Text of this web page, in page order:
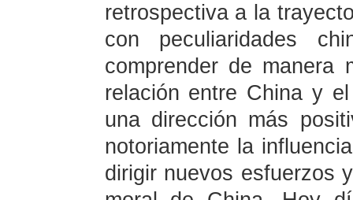
retrospectiva a la
con peculiaridades
comprender de manera
relación entre China y
una dirección más
notoriamente la
dirigir nuevos esfuerzos